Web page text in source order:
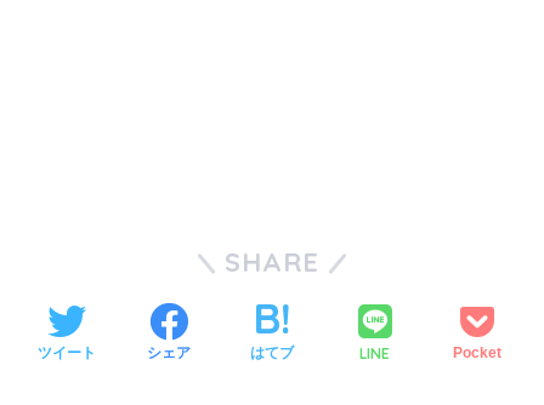
SHARE
ツイート シェア はてブ LINE Pocket